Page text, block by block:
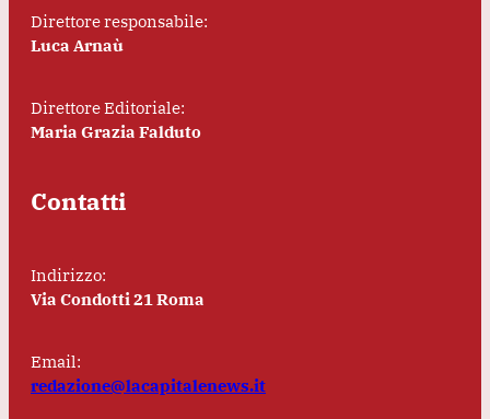
Direttore responsabile:
Luca Arnaù
Direttore Editoriale:
Maria Grazia Falduto
Contatti
Indirizzo:
Via Condotti 21 Roma
Email:
redazione@lacapitalenews.it